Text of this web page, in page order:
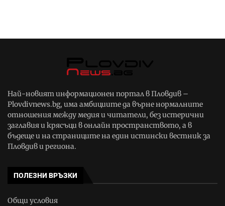
Най-новият информационен портал в Пловдив –
Plovdivnews.bg, има амбициите да върне нормалните
отношения между медия и читатели, без истерични
заглавия и крясъци в онлайн пространството, а в
бъдеще и на страниците на един истински вестник за
Пловдив и региона.
ПОЛЕЗНИ ВРЪЗКИ
Общи условия